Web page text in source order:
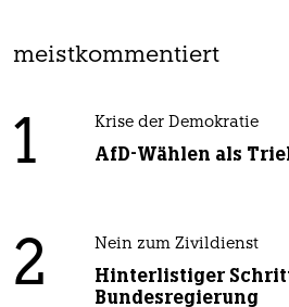
meistkommentiert
1 Krise der Demokratie
AfD-Wählen als
2 Nein zum Zivildienst
Hinterlistiger
Bundesregierung